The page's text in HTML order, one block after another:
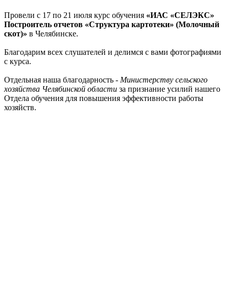
Провели с 17 по 21 июля курс обучения «ИАС «СЕЛЭКС»
Построитель отчетов «Структура картотеки» (Молочный
скот)» в Челябинске.
Благодарим всех слушателей и делимся с вами фотографиями
с курса.
Отдельная наша благодарность - Министерству сельского
хозяйства Челябинской области за признание усилий нашего
Отдела обучения для повышения эффективности работы
хозяйств.